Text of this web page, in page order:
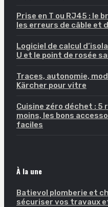
Prise en T ou RJ45 : le
les erreurs de câble et
Logiciel de calcul
U et le point de rosée
Traces, autonomie,
Kärcher pour vitre
Cuisine zéro déchet : 5
moins, les bons
faciles
À la une
Batievol plomberie et
sécuriser vos travaux